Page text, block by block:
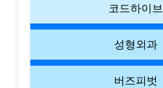
코드하이브
성형외과
버즈피벗